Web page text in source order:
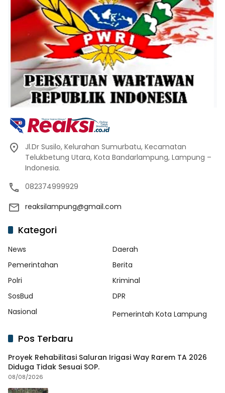
Jl.Dr Susilo, Kelurahan Sumurbatu, Kecamatan
Telukbetung Utara, Kota Bandarlampung, Lampung –
Indonesia.
082374999929
reaksilampung@gmail.com
Kategori
News
Daerah
Pemerintahan
Berita
Polri
Kriminal
SosBud
DPR
Nasional
Pemerintah Kota Lampung
Pos Terbaru
Proyek Rehabilitasi Saluran Irigasi Way Rarem TA 2026
Diduga Tidak Sesuai SOP.
08/08/2026